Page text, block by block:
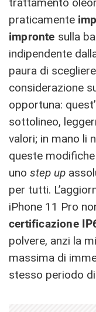
trattamento
praticamente
impronte sulla
indipendente
paura di
considerazione
opportuna:
sottolineo,
valori; in mano li
queste
uno step up
per tutti.
iPhone 11 Pro
certificazione
polvere, anzi la
massima di
stesso periodo